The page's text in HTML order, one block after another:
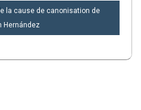
la cause de canonisation de
Hernández